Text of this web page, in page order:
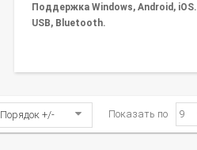
Поддержка Windows, Android, iOS.
USB, Bluetooth.
Порядок +/- Показать по